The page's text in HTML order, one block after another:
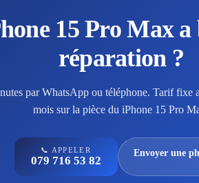
15 Pro Max a
réparation ?
par WhatsApp ou téléphone. Tarif fixe
mois sur la pièce du iPhone 15 Pro
📞 APPELER
079 716 53 82
Envoyer une